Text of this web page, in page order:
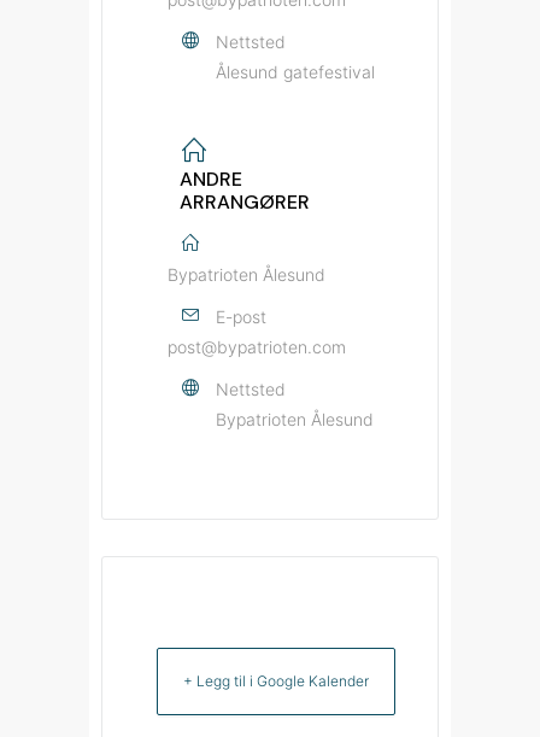
Nettsted
Ålesund gatefestival
ANDRE
ARRANGØRER
Bypatrioten Ålesund
E-post
post@bypatrioten.com
Nettsted
Bypatrioten Ålesund
+ Legg til i Google Kalender